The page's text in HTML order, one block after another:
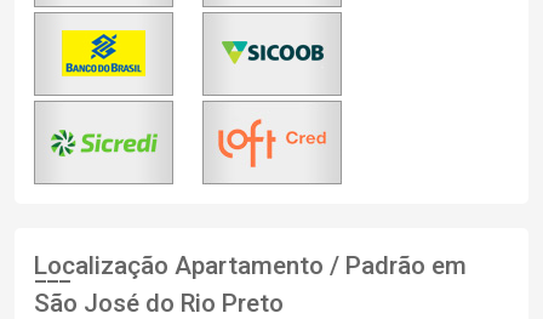
Localização Apartamento / Padrão em
São José do Rio Preto